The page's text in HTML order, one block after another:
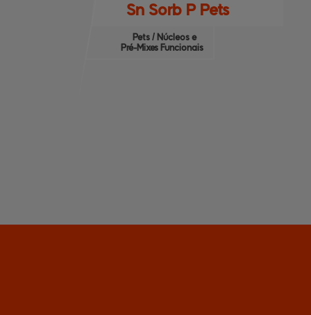
Sn Sorb P Pets
Pets / Núcleos e
Pré-Mixes Funcionais